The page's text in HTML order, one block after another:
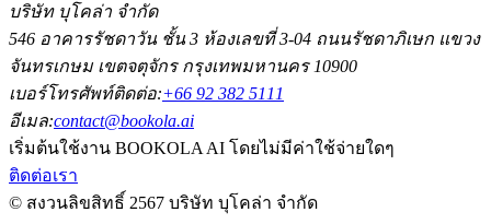
บริษัท บุโคล่า จำกัด
546 อาคารรัชดาวัน ชั้น 3 ห้องเลขที่ 3-04 ถนนรัชดาภิเษก แขวง
จันทรเกษม เขตจตุจักร กรุงเทพมหานคร 10900
เบอร์โทรศัพท์ติดต่อ:+66 92 382 5111
อีเมล:contact@bookola.ai
เริ่มต้นใช้งาน BOOKOLA AI โดยไม่มีค่าใช้จ่ายใดๆ
ติดต่อเรา
© สงวนลิขสิทธิ์ 2567 บริษัท บุโคล่า จำกัด